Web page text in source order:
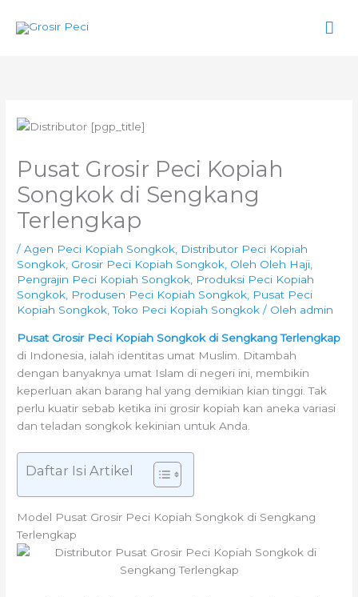
Pusat Grosir Peci Kopiah
Songkok di Sengkang
Terlengkap
/Agen Peci Kopiah Songkok, Distributor Peci Kopiah
Songkok, Grosir Peci Kopiah Songkok, Oleh Oleh Haji,
Pengrajin Peci Kopiah Songkok, Produksi Peci Kopiah
Songkok, Produsen Peci Kopiah Songkok, Pusat Peci
Kopiah Songkok,Toko Peci Kopiah Songkok / Oleh admin
Pusat Grosir Peci Kopiah Songkok di Sengkang Terlengkap
di Indonesia, ialah identitas umat Muslim. Ditambah
dengan banyaknya umat Islam di negeri ini, membikin
keperluan akan barang hal yang demikian kian tinggi. Tak
perlu kuatir sebab ketika ini grosir kopiah kan aneka variasi
dan teladan songkok kekinian untuk Anda.
Daftar Isi Artikel
Model Pusat Grosir Peci Kopiah Songkok di Sengkang
Terlengkap